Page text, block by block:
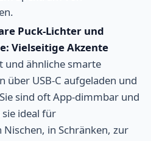
Puck-Lichter und
Vielseitige Akzente
und ähnliche smarte
über USB-C aufgeladen und
sind oft App-dimmbar und
ideal für
in Schränken, zur